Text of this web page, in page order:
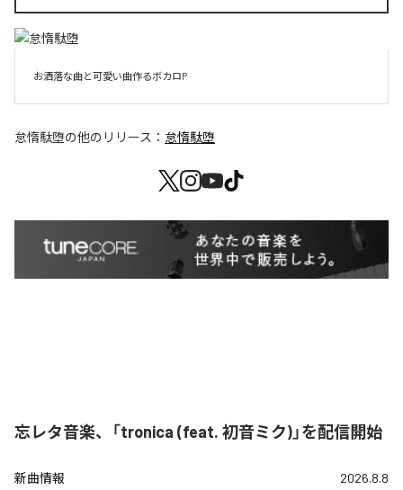
お洒落な曲と可愛い曲作るボカロP
怠惰駄堕の他のリリース： 怠惰駄堕
忘レタ音楽、「tronica (feat. 初音ミク)」を配信開始
新曲情報 2026.8.8